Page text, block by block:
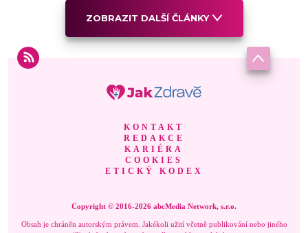
ZOBRAZIT DALŠÍ ČLÁNKY
KONTAKT
REDAKCE
KARIÉRA
COOKIES
ETICKÝ KODEX
Copyright © 2016-2026 abcMedia Network, s.r.o.
Obsah je chráněn autorským právem. Jakékoli užití včetně publikování nebo jiného